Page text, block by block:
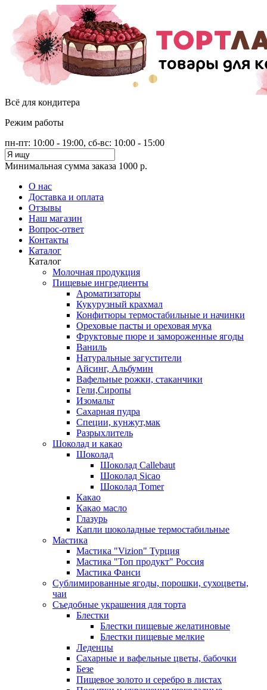
Всё для кондитера
Режим работы
пн-пт: 10:00 - 19:00, сб-вс: 10:00 - 15:00
Минимальная сумма заказа 1000 р.
О нас
Доставка и оплата
Отзывы
Наш магазин
Вопрос-ответ
Контакты
Каталог
Каталог
Молочная продукция
Пищевые ингредиенты
Ароматизаторы
Кукурузный крахмал
Конфитюры термостабильные и начинки
Ореховые пасты и ореховая мука
Фруктовые пюре и замороженные ягоды
Ваниль
Натуральные загустители
Айсинг, Альбумин
Вафельные рожки, стаканчики
Гели,Сиропы
Изомальт
Сахарная пудра
Специи, кунжут,мак
Разрыхлитель
Шоколад и какао
Шоколад
Шоколад Callebaut
Шоколад Sicao
Шоколад Tomer
Какао
Какао масло
Глазурь
Капли шоколадные термостабильные
Мастика
Мастика "Vizion" Турция
Мастика "Топ продукт" Россия
Мастика Фанси
Сублимированные ягоды, порошки, сухоцветы,
чаи
Съедобные украшения для торта
Блестки
Блестки пищевые желатиновые
Блестки пищевые мелкие
Леденцы
Сахарные и вафельные цветы, бабочки
Безе
Пищевое золото и серебро в листах